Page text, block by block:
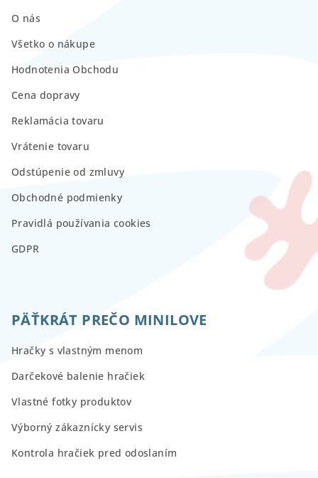
O nás
Všetko o nákupe
Hodnotenia Obchodu
Cena dopravy
Reklamácia tovaru
Vrátenie tovaru
Odstúpenie od zmluvy
Obchodné podmienky
Pravidlá používania cookies
GDPR
PÄŤKRÁT PREČO MINILOVE
Hračky s vlastným menom
Darčekové balenie hračiek
Vlastné fotky produktov
Výborný zákaznícky servis
Kontrola hračiek pred odoslaním